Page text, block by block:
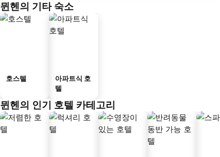
뮌헨의 기타 숙소
호스텔
아파트식 호
텔
뮌헨의 인기 호텔 카테고리